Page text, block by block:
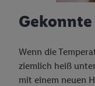
Wenn die
ziemlich heiß
mit einem neuen